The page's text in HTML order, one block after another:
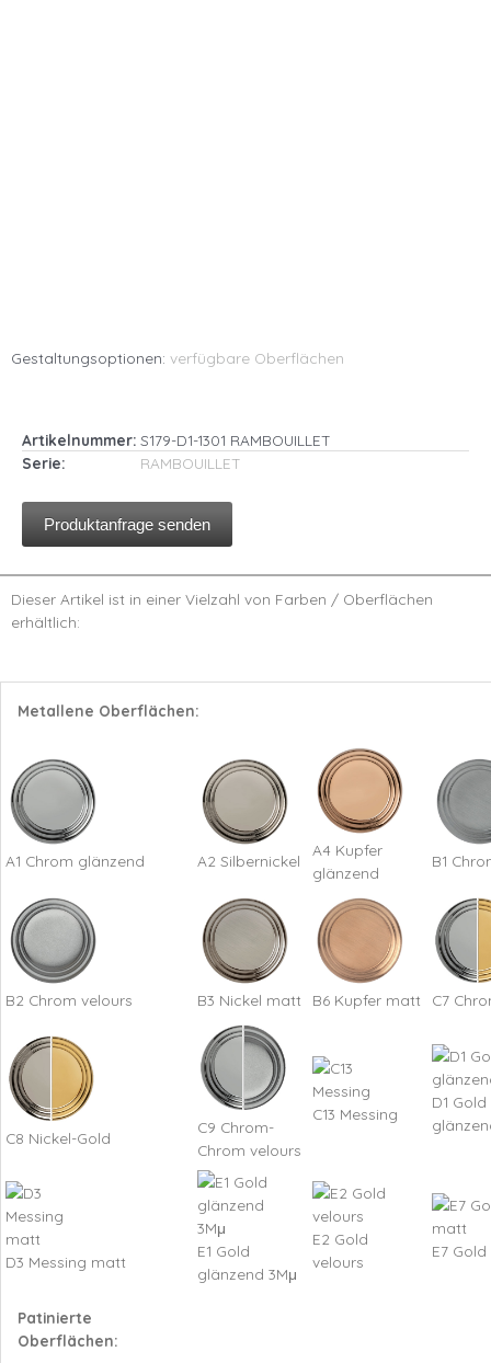
Gestaltungsoptionen: verfügbare Oberflächen
Artikelnummer: S179-D1-1301 RAMBOUILLET
Serie:
RAMBOUILLET
Produktanfrage senden
Dieser Artikel ist in einer Vielzahl von Farben / Oberflächen
erhältlich:
Metallene Oberflächen:
A1 Chrom glänzend A2 Silbernickel
A4 Kupfer
glänzend
B1
B2 Chrom velours B3 Nickel matt B6 Kupfer matt C7
C8 Nickel-Gold
C9 Chrom-
Chrom velours
C13 Messing
D1 Gold
D3 Messing matt
E1 Gold
glänzend 3Mμ
E2 Gold
velours
E7
Patinierte
Oberflächen: